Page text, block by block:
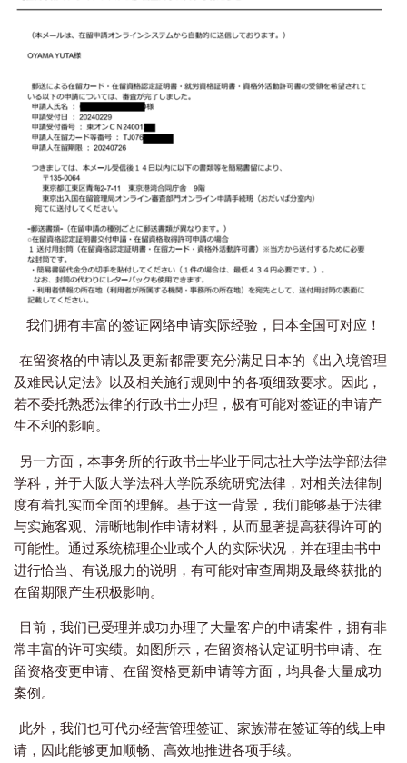
我们拥有丰富的签证网络申请实际经验，日本全国可对应！
在留资格的申请以及更新都需要充分满足日本的《出入境管理
及难民认定法》以及相关施行规则中的各项细致要求。 因此，
若不委托熟悉法律的行政书士办理，极有可能对签证的申请产
生不利的影响。
另一方面，本事务所的行政书士毕业于同志社大学法学部法律
学科，并于大阪大学法科大学院系统研究法律，对相关法律制
度有着扎实而全面的理解。基于这一背景，我们能够基于法律
与实施客观、清晰地制作申请材料，从而显著提高获得许可的
可能性。通过系统梳理企业或个人的实际状况，并在理由书中
进行恰当、有说服力的说明，有可能对审查周期及最终获批的
在留期限产生积极影响。
目前，我们已受理并成功办理了大量客户的申请案件，拥有非
常丰富的许可实绩。如图所示，在留资格认定证明书申请、在
留资格变更申请、在留资格更新申请等方面，均具备大量成功
案例。
此外，我们也可代办经营管理签证、家族滞在签证等的线上申
请，因此能够更加顺畅、高效地推进各项手续。